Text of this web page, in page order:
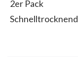
2er Pack
Schnelltrocknend